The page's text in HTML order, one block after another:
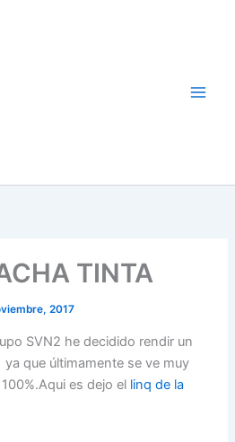
TINTA
2017
SVN2 he decidido rendir un
que últimamente se ve muy
es dejo el linq de la